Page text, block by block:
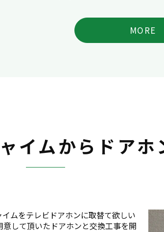
MORE
イムからドアホ
ムをテレビドアホンに取替て欲しい
して頂いたドアホンと交換工事を開